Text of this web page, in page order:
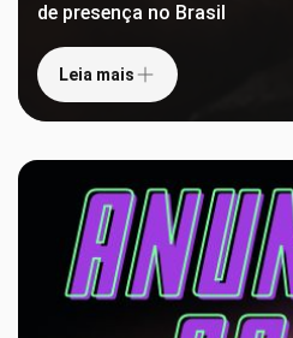
de presença no Brasil
Leia mais